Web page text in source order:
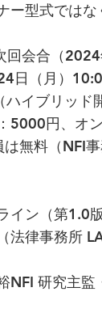
ー型式では
回会合（
日（月）
イブリッド
5000円、オ
NFI事務
イン（第1.0
律事務所
NFI 研究主監